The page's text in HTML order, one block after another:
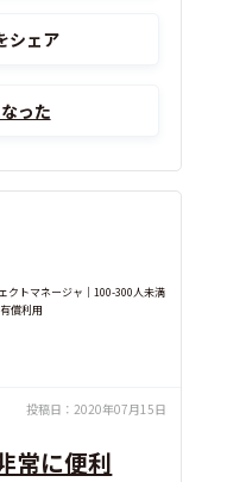
シェア
った
クトマネージャ｜100-300人未満
償利用
投稿日： 2020年07月15日
常に便利